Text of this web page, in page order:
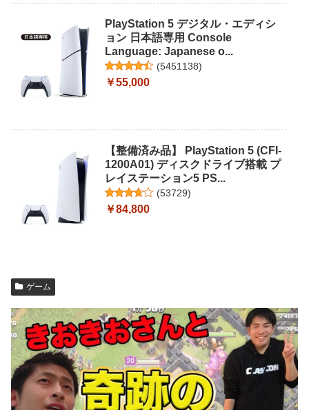
PlayStation 5 デジタル・エディシ
ョン 日本語専用 Console
Language: Japanese o...
(5451138)
￥55,000
【整備済み品】 PlayStation 5 (CFI-
1200A01) ディスクドライブ搭載 プ
レイステーション5 PS...
(53729)
￥84,800
ゲーム